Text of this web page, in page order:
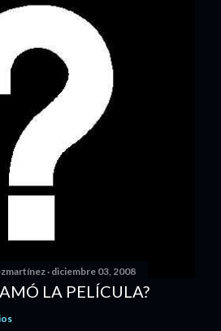
diciembre 03, 2008
LA PELÍCULA?